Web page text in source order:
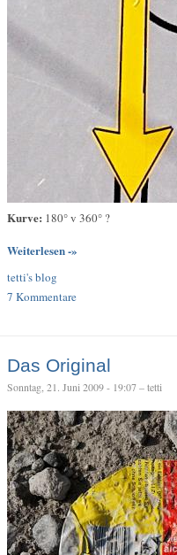
Kurve: 180° v 360° ?
Weiterlesen -»
tetti's blog
7 Kommentare
Das Original
Sonntag, 21. Juni 2009 - 19:07 – tetti